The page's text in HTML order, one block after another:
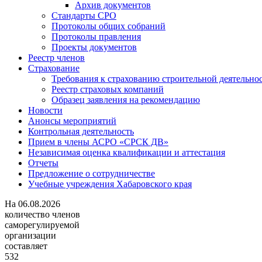
Архив документов
Стандарты СРО
Протоколы общих собраний
Протоколы правления
Проекты документов
Реестр членов
Страхование
Требования к страхованию строительной
Реестр страховых компаний
Образец заявления на рекомендацию
Новости
Анонсы мероприятий
Контрольная деятельность
Прием в члены АСРО «СРСК ДВ»
Независимая оценка квалификации и аттестация
Отчеты
Предложение о сотрудничестве
Учебные учреждения Хабаровского края
На 06.08.2026
количество членов
саморегулируемой
организации
составляет
532